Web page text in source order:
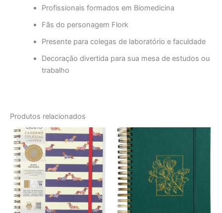
Profissionais formados em Biomedicina
Fãs do personagem Flork
Presente para colegas de laboratório e faculdade
Decoração divertida para sua mesa de estudos ou
trabalho
Produtos relacionados